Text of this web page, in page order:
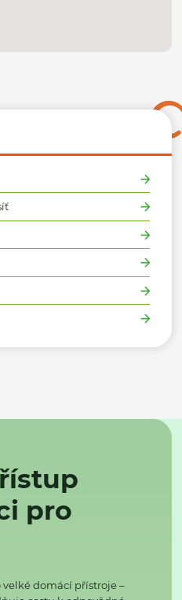
pro
domácí přístroje –